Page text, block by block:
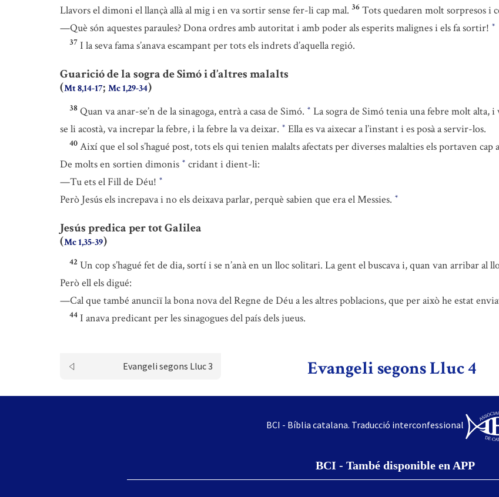
Llavors el dimoni el llançà allà al mig i en va sortir sense fer-li cap mal. 36 Tots quedaren molt sorpresos i
—Què són aquestes paraules? Dona ordres amb autoritat i amb poder als esperits malignes i els fa sortir! *
37 I la seva fama s’anava escampant per tots els indrets d’aquella regió.
Guarició de la sogra de Simó i d’altres malalts
(Mt 8,14-17; Mc 1,29-34)
38 Quan va anar-se’n de la sinagoga, entrà a casa de Simó. * La sogra de Simó tenia una febre molt alta, i
se li acostà, va increpar la febre, i la febre la va deixar. * Ella es va aixecar a l’instant i es posà a servir-los.
40 Així que el sol s’hagué post, tots els qui tenien malalts afectats per diverses malalties els portaven cap
De molts en sortien dimonis * cridant i dient-li:
—Tu ets el Fill de Déu! *
Però Jesús els increpava i no els deixava parlar, perquè sabien que era el Messies. *
Jesús predica per tot Galilea
(Mc 1,35-39)
42 Un cop s’hagué fet de dia, sortí i se n’anà en un lloc solitari. La gent el buscava i, quan van arribar
Però ell els digué:
—Cal que també anunciï la bona nova del Regne de Déu a les altres poblacions, que per això he estat
44 I anava predicant per les sinagogues del país dels jueus.
Evangeli segons Lluc 3 Evangeli segons Lluc 4
BCI - Bíblia catalana. Traducció interconfessional
BCI - També disponible en APP